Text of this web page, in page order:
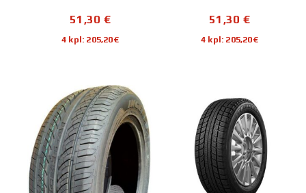
51,30 €
4 kpl: 205,20€
51,30 €
4 kpl: 205,20€